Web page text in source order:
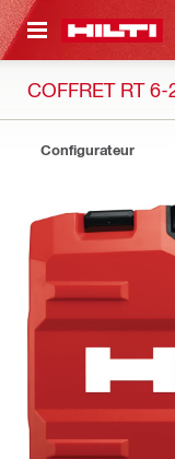
CONTENT
COFFRET RT 6-
Configurateur